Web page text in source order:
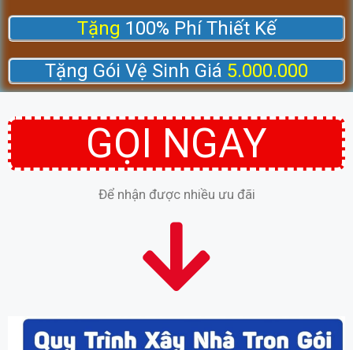
Tặng 100% Phí Thiết Kế
Tặng Gói Vệ Sinh Giá 5.000.000
GỌI NGAY
Để nhận được nhiều ưu đãi